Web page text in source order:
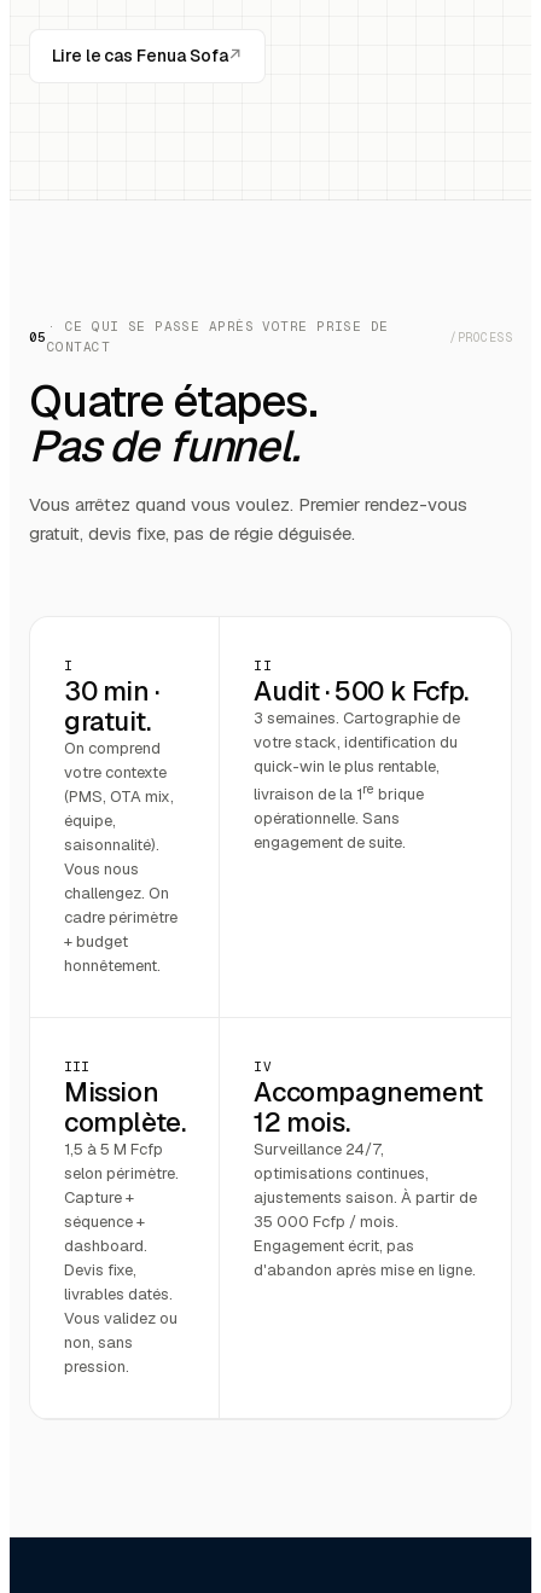
Lire le cas Fenua Sofa↗
05
· CE QUI SE PASSE APRÈS VOTRE PRISE DE
CONTACT
/PROCESS
Quatre étapes.
Pas de funnel.
Vous arrêtez quand vous voulez. Premier rendez-vous
gratuit, devis fixe, pas de régie déguisée.
I
30 min ·
gratuit.
On comprend
votre contexte
(PMS, OTA mix,
équipe,
saisonnalité).
Vous nous
challengez. On
cadre périmètre
+ budget
honnêtement.
II
Audit · 500 k Fcfp.
3 semaines. Cartographie de
votre stack, identification du
quick-win le plus rentable,
livraison de la 1re brique
opérationnelle. Sans
engagement de suite.
III
Mission
complète.
1,5 à 5 M Fcfp
selon périmètre.
Capture +
séquence +
dashboard.
Devis fixe,
livrables datés.
Vous validez ou
non, sans
pression.
IV
Accompagnement
12 mois.
Surveillance 24/7,
optimisations continues,
ajustements saison. À partir de
35 000 Fcfp / mois.
Engagement écrit, pas
d'abandon après mise en ligne.